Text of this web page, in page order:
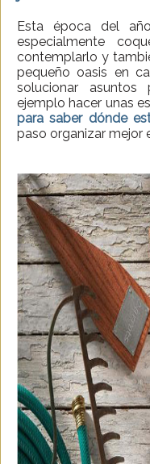
Esta época del
especialmente
contemplarlo y
pequeño oasis en
solucionar
ejemplo hacer unas
para saber dónde
paso organizar mejor